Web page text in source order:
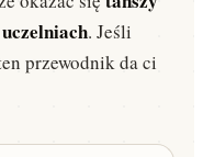
. Jeśli
przewodnik da ci